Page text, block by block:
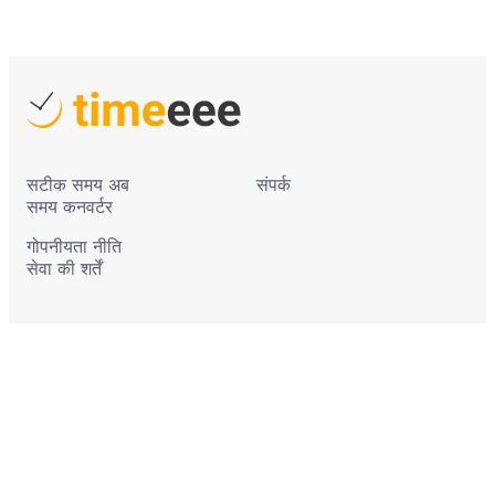
सटीक समय अब
समय कनवर्टर
संपर्क
गोपनीयता नीति
सेवा की शर्तें